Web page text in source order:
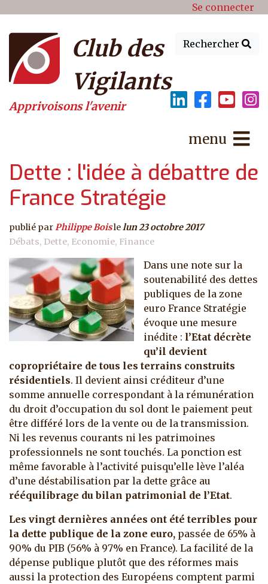
Menu du compte de Se connecter
Rechercher
Club des
Vigilants
Apprivoisons l'avenir
menu
Dette : l'idée à débattre de
France Stratégie
publié parPhilippe Boislelun 23 octobre 2017
Débats Dette Economie Finance
Dans une note sur la
soutenabilité des dettes
publiques de la zone
euro France Stratégie
évoque une mesure
inédite : l’Etat décrète
qu’il devient
copropriétaire de tous les terrains construits
résidentiels. Il devient ainsi créditeur d’une
somme annuelle correspondant à la rémunération
du droit d’occupation du sol dont le paiement peut
être différé lors de la vente ou de la transmission.
Ni les revenus courants ni les patrimoines
professionnels ne sont touchés. La ponction est
même favorable à l’activité puisqu’elle lève l’aléa
d’une déstabilisation par la dette grâce au
rééquilibrage du bilan patrimonial de l’Etat.
Les vingt dernières années ont été terribles pour
la dette publique de la zone euro, passée de 65% à
90% du PIB (56% à 97% en France). La facilité de la
dépense publique plutôt que des réformes mais
aussi la protection des Européens comptent parmi